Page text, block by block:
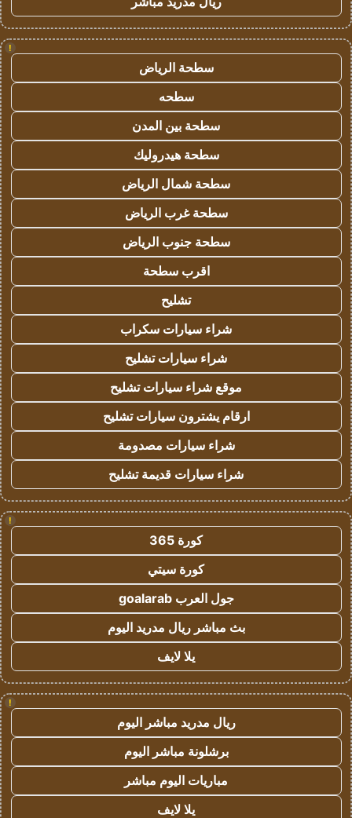
!
سطحة الرياض
سطحه
سطحة بين المدن
سطحة هيدروليك
سطحة شمال الرياض
سطحة غرب الرياض
سطحة جنوب الرياض
اقرب سطحة
تشليح
شراء سيارات سكراب
شراء سيارات تشليح
موقع شراء سيارات تشليح
ارقام يشترون سيارات تشليح
شراء سيارات مصدومة
شراء سيارات قديمة تشليح
!
كورة 365
كورة سيتي
جول العرب goalarab
بث مباشر ريال مدريد اليوم
يلا لايف
!
ريال مدريد مباشر اليوم
برشلونة مباشر اليوم
مباريات اليوم مباشر
يلا لايف